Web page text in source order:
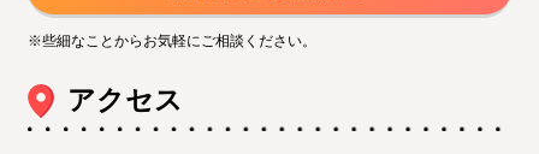
※些細なことからお気軽にご相談ください。
アクセス